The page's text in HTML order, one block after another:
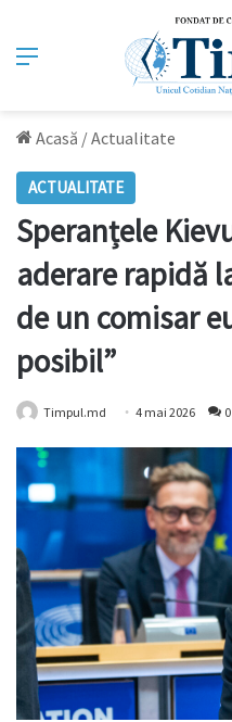
Meniu
Acasă /Actualitate
ACTUALITATE
Speranțele
aderare rapidă
de un comisar
posibil”
Timpul.md 4 mai 2026 0